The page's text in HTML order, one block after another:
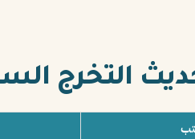
التخرج